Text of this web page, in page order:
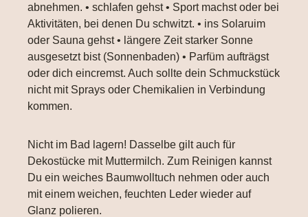
abnehmen. • schlafen gehst • Sport machst oder bei
Aktivitäten, bei denen Du schwitzt. • ins Solaruim
oder Sauna gehst • längere Zeit starker Sonne
ausgesetzt bist (Sonnenbaden) • Parfüm aufträgst
oder dich eincremst. Auch sollte dein Schmuckstück
nicht mit Sprays oder Chemikalien in Verbindung
kommen.
Nicht im Bad lagern! Dasselbe gilt auch für
Dekostücke mit Muttermilch. Zum Reinigen kannst
Du ein weiches Baumwolltuch nehmen oder auch
mit einem weichen, feuchten Leder wieder auf
Glanz polieren.